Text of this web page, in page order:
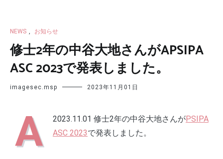
NEWS , お知らせ
修士2年の中谷大地さんがAPSIPA
ASC 2023で発表しました。
imagesec.msp 2023年11月01日
2023.11.01 修士2年の中谷大地さんが
A
PSIPA
ASC 2023で発表しました。